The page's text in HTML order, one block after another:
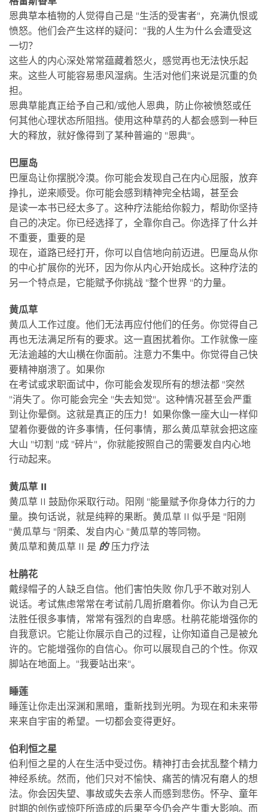
恩典草本植物的人觉得自己是 "生活的受害者"，充满仇恨或
愤怒。他们会产生这样的疑问："我的人生为什么会遭受这
一切？
这些人的内心深处常常蕴藏着怒火，感觉再也无法快乐起
来。这些人可能容易患风湿病。生活对他们来说是沉重的负
担。
恩典草能真正给予自己和/或他人恩典，防止你被愤怒或任
何其他心理状态所阻挡。使用这种草药的人都会感到一种巨
大的释放，就好像得到了某种普遍的 "恩典"。
巴厘岛
巴厘岛让你摆脱冷漠。你可能会发现自己在内心屈服，放弃
挣扎，逆来顺受。你可能会感到精神完全枯竭，甚至会
是读一本书已经太多了。这种疗法能给你毅力，帮助你坚持
自己的决定。你已经选择了，全靠你自己。你选择了什么并
不重要，重要的是
现在，道路已经打开，你可以自信地向前迈进。巴厘岛从你
的中心扩展你的光环，因为你从内心开始成长。这种疗法的
另一个特点是，它能赋予你挑战 "整个世界 "的力量。
黄瓜草
黄瓜人工作过度。他们无法再应付他们的任务。你觉得自己
再也无法满足所有的要求。这一直困扰着你。工作就像一座
无法逾越的大山横在你面前。注意力不集中。你觉得自己快
要精神崩溃了。如果你
在考试或求职面试中，你可能会发现所有的想法都 "突然
"消失了。你可能会完全 "失去知觉"。这种情况甚至会严重
到让你晕倒。这就是真正的压力！如果你像一座大山一样仰
望着你要做的许多事情，任何事情，那么黄瓜草就会把这座
大山 "切割 "成 "碎片"，你就能按照自己的需要发自内心地
行动起来。
黄瓜草 II
黄瓜草 II 鼓励你采取行动。阳刚 "能量赋予你身体力行的力
量。换句话说，就是纯粹的果断。黄瓜草 II 似乎是 "阳刚
"黄瓜草与 "阴柔、发自内心 "黄瓜草的等同物。
黄瓜草和黄瓜草 II 是 的压力疗法
杜鹃花
戴绿帽子的人缺乏自信。他们害怕失败 你几乎不敢对别人
说话。考试焦虑常常在考试前几周折磨着你。你认为自己无
法胜任很多事情，常常有强烈的自卑感。杜鹃花能增强你的
自我意识。它能让你展示自己的过程，让你知道自己是被允
许的。它能增强你的自信心。你可以展现自己的个性。你双
脚站在地面上。"我要站出来"。
睡莲
睡莲让你走出深渊和黑暗，重新找到光明。为现在和未来带
来来自宇宙的希望。一切都会变得更好。
伯利恒之星
伯利恒之星的人在生活中受过伤。精神打击会扰乱整个精力
神经系统。然而，他们只对不愉快、痛苦的情况有磨人的想
法。你会因失望、事故或失去亲人而感到悲伤。怀孕、童年
时期的创伤或惊吓所造成的后果至今仍会产生重大影响。而